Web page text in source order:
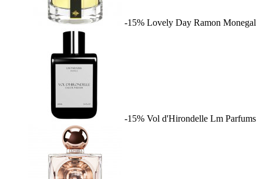
-15% Lovely Day Ramon Monegal
-15% Vol d'Hirondelle Lm Parfums